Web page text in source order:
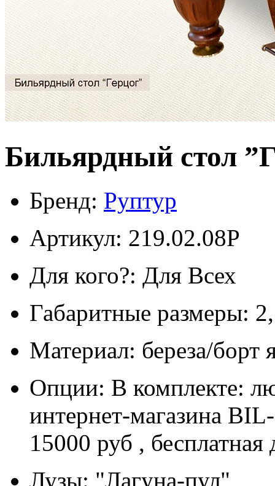
Бильярдный стол
Бренд: Руптур
Артикул: 219.02.08P
Для кого?: Для Всех
Габаритные размеры:
Материал: береза/борт
Опции: В комплекте:
интернет-магазина
15000 руб ,
Лузы: "Лагуна-пул"